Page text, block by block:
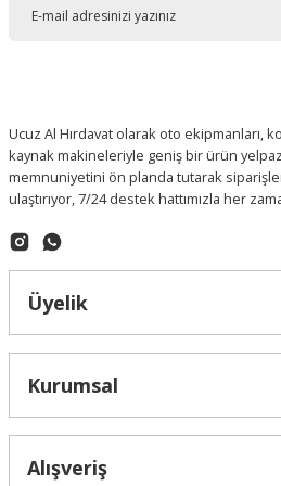
Ucuz Al Hırdavat olarak oto ekipmanları,
kaynak makineleriyle geniş bir ürün
memnuniyetini ön planda tutarak
ulaştırıyor, 7/24 destek hattımızla her
Üyelik
Kurumsal
Alışveriş